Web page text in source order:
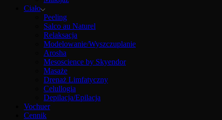
Ciało
Peeling
Salco au Naturel
Relaksacja
Modelowanie/Wyszczuplanie
Arosha
Mesoscience by Skyendor
Masaże
Drenaż Limfatyczny
Celullogia
Depilacja/Epilacja
Vochuer
Cennik